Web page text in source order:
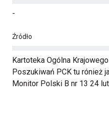
-
Źródło
Kartoteka Ogólna
Poszukiwań PCK tu rónież
Monitor Polski B nr 13 24